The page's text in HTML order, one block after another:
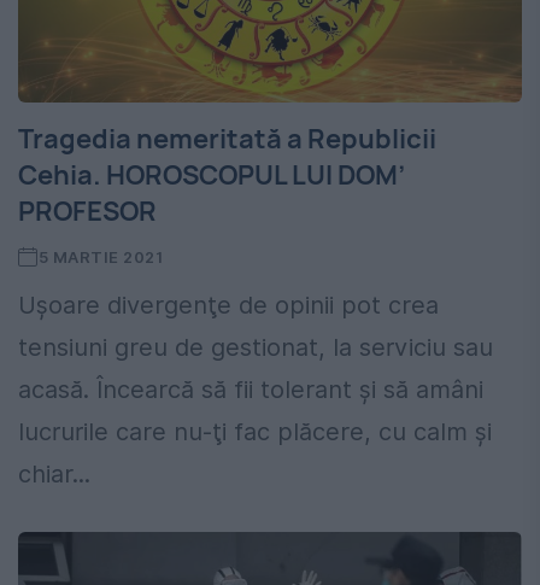
Tragedia nemeritată a Republicii
Cehia. HOROSCOPUL LUI DOM’
PROFESOR
5 MARTIE 2021
Uşoare divergenţe de opinii pot crea
tensiuni greu de gestionat, la serviciu sau
acasă. Încearcă să fii tolerant şi să amâni
lucrurile care nu-ţi fac plăcere, cu calm şi
chiar...